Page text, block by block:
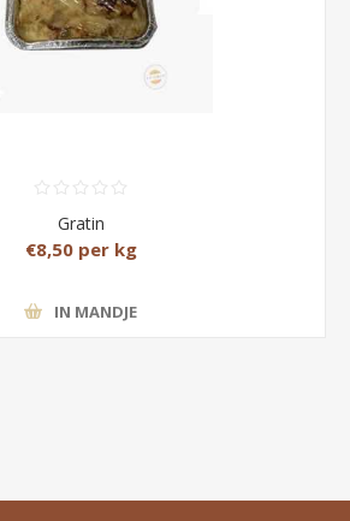
Gratin
€8,50 per kg
IN MANDJE